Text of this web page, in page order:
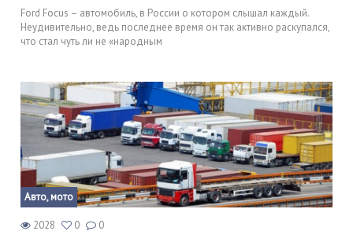
Ford Focus – автомобиль, в России о котором слышал каждый.
Неудивительно, ведь последнее время он так активно раскупался,
что стал чуть ли не «народным
Авто, мото
2028 0 0